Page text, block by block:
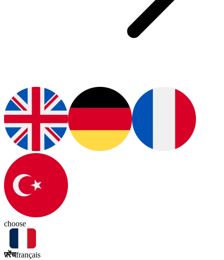
choose
फ़्रेंचfrançais